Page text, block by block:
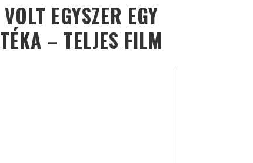
VOLT EGYSZER EGY
TÉKA – TELJES FILM